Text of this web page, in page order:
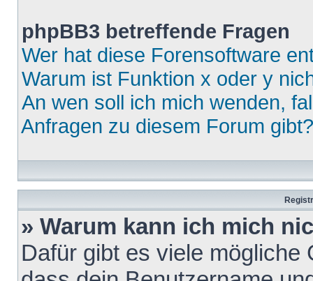
phpBB3 betreffende Fragen
Wer hat diese Forensoftware
Warum ist Funktion x oder y
An wen soll ich mich wenden,
Anfragen zu diesem Forum gibt?
» Warum kann ich mich
Dafür gibt es viele